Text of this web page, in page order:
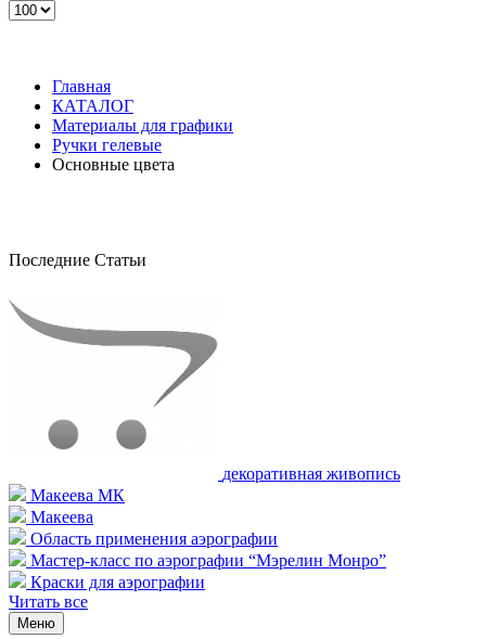
Главная
КАТАЛОГ
Материалы для графики
Ручки гелевые
Основные цвета
Последние Статьи
декоративная живопись
Макеева МК
Макеева
Область применения аэрографии
Мастер-класс по аэрографии “Мэрелин Монро”
Краски для аэрографии
Читать все
Меню